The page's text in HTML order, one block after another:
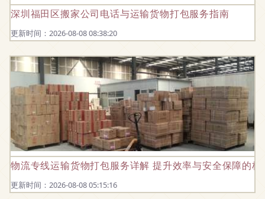
深圳福田区搬家公司电话与运输货物打包服务指南
更新时间：2026-08-08 08:38:20
物流专线运输货物打包服务详解 提升效率与安全保障的核
更新时间：2026-08-08 05:15:16